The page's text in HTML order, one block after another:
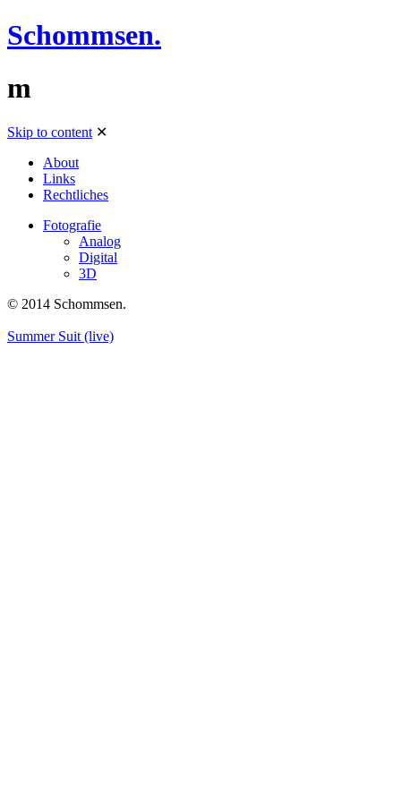
Schommsen.
m
Skip to content ✕
About
Links
Rechtliches
Fotografie
Analog
Digital
3D
© 2014 Schommsen.
Summer Suit (live)